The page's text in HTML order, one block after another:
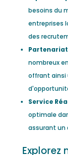
besoins du
entreprises
des
nombreux
offrant ainsi
Service
optimale
assurant un
Explorez